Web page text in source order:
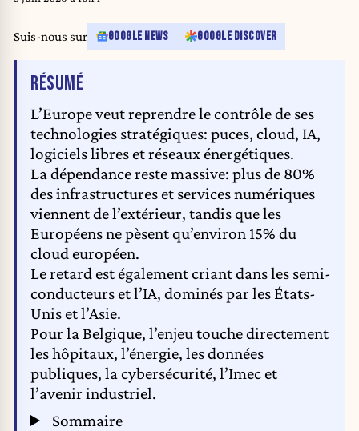
Suis-nous sur GOOGLE NEWS GOOGLE DISCOVER
RÉSUMÉDE L'ARTICLE
L’Europe veut reprendre le contrôle de ses
technologies stratégiques: puces, cloud, IA,
logiciels libres et réseaux énergétiques.
La dépendance reste massive: plus de 80%
des infrastructures et services numériques
viennent de l’extérieur, tandis que les
Européens ne pèsent qu’environ 15% du
cloud européen.
Le retard est également criant dans les semi-
conducteurs et l’IA, dominés par les États-
Unis et l’Asie.
Pour la Belgique, l’enjeu touche directement
les hôpitaux, l’énergie, les données
publiques, la cybersécurité, l’Imec et
l’avenir industriel.
Sommaire